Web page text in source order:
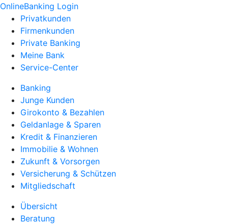
OnlineBanking Login
Privatkunden
Firmenkunden
Private Banking
Meine Bank
Service-Center
Banking
Junge Kunden
Girokonto & Bezahlen
Geldanlage & Sparen
Kredit & Finanzieren
Immobilie & Wohnen
Zukunft & Vorsorgen
Versicherung & Schützen
Mitgliedschaft
Übersicht
Beratung